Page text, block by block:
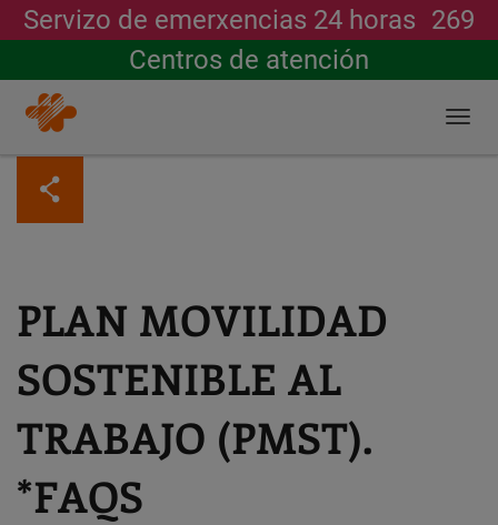
contido
principal
Servizo de emerxencias 24 horas 269
Centros de atención
Buscar
PLAN MOVILIDAD
SOSTENIBLE AL
TRABAJO (PMST).
*FAQS